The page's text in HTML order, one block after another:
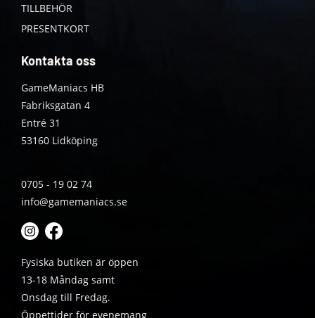
TILLBEHÖR
PRESENTKORT
Kontakta oss
GameManiacs HB
Fabriksgatan 4
Entré 31
53160 Lidköping
0705 - 19 02 74
info@gamemaniacs.se
Fysiska butiken är öppen
13-18 Måndag samt
Onsdag till Fredag.
Öppettider för evenemang